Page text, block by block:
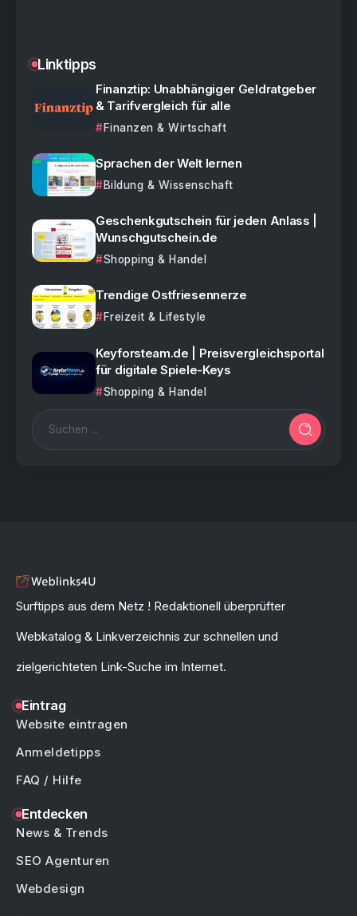
Linktipps
Finanztip: Unabhängiger Geldratgeber
& Tarifvergleich für alle
Finanzen & Wirtschaft
Sprachen der Welt lernen
Bildung & Wissenschaft
Geschenkgutschein für jeden Anlass |
Wunschgutschein.de
Shopping & Handel
Trendige Ostfriesennerze
Freizeit & Lifestyle
Keyforsteam.de | Preisvergleichsportal
für digitale Spiele-Keys
Shopping & Handel
Surftipps aus dem Netz ! Redaktionell überprüfter
Webkatalog & Linkverzeichnis zur schnellen und
zielgerichteten Link-Suche im Internet.
Eintrag
Website eintragen
Anmeldetipps
FAQ / Hilfe
Entdecken
News & Trends
SEO Agenturen
Webdesign